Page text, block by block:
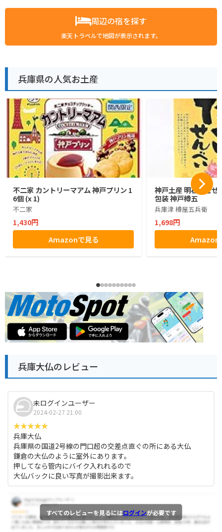
周辺の宿を探す
楽天トラベルで地図が表示されます。
兵庫県の人気お土産
不二家 カントリーマアム 神戸プリン 1
6個 (x 1)
不二家
1,430円
Amazonで見る
神戸土産 明石たこせ
包装 神戸樽五
兵庫津 樽屋五兵衛
1,698円
Amazon
兵庫大仏のレビュー
未ログインユーザー
2024-02-27 21:00
兵庫大仏
兵庫県の国道2号線の門口超の交差点直ぐの所にある大仏
鎌倉の大仏のように室外にあります。
押してなら管内にバイク入れれるので
大仏バックに良い写真が撮影出来ます。
すべてのレビューを見るにはログインが必要です